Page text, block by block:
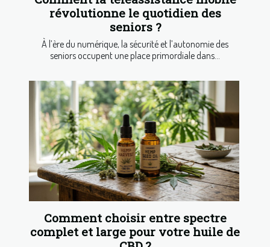
révolutionne le quotidien des
seniors ?
À l’ère du numérique, la sécurité et l’autonomie des
seniors occupent une place primordiale dans...
Comment choisir entre spectre
complet et large pour votre huile de